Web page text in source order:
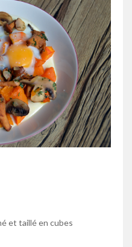
et taillé en cubes